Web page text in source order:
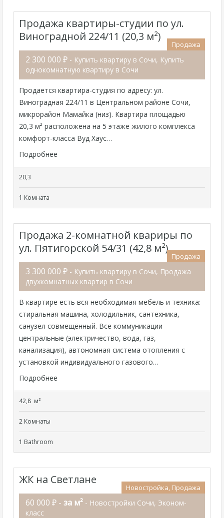
Продажа квартиры-студии по ул.
Виноградной 224/11 (20,3 м²)
Продажа
2 300 000 ₽ - Купить квартиру в Сочи, Купить
однокомнатную квартиру в Сочи
Продается квартира-студия по адресу: ул.
Виноградная 224/11 в Центральном районе Сочи,
микрорайон Мамайка (низ). Квартира площадью
20,3 м² расположена на 5 этаже жилого комплекса
комфорт-класса Вуд Хаус…
Подробнее
20,3
1 Комната
Продажа 2-комнатной квариры по
ул. Пятигорской 54/31 (42,8 м²)
Продажа
3 300 000 ₽ - Купить квартиру в Сочи, Продажа
двухкомнатных квартир в Сочи
В квартире есть вся необходимая мебель и техника:
стиральная машина, холодильник, cантехника,
санузел совмещённый. Все коммуникации
центральные (электричество, вода, газ,
канализация), автономная система отопления с
установкой индивидуального газового…
Подробнее
42,8 м²
2 Комнаты
1 Bathroom
ЖК на Светлане
Новостройка, Продажа
60 000 ₽ - за м² - Новостройки Сочи, Эконом-
класс